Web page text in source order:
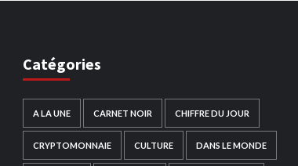
Catégories
A LA UNE CARNET NOIR CHIFFRE DU JOUR
CRYPTOMONNAIE CULTURE DANS LE MONDE